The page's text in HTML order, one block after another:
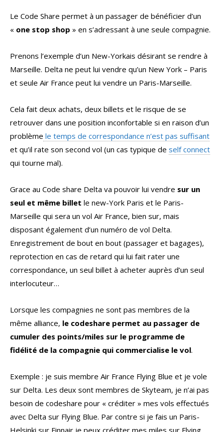
Le Code Share permet à un passager de bénéficier d’un
« one stop shop » en s’adressant à une seule compagnie.
Prenons l’exemple d’un New-Yorkais désirant se rendre à
Marseille. Delta ne peut lui vendre qu’un New York – Paris
et seule Air France peut lui vendre un Paris-Marseille.
Cela fait deux achats, deux billets et le risque de se
retrouver dans une position inconfortable si en raison d’un
problème le temps de correspondance n’est pas suffisant
et qu’il rate son second vol (un cas typique de self connect
qui tourne mal).
Grace au Code share Delta va pouvoir lui vendre sur un
seul et même billet le new-York Paris et le Paris-
Marseille qui sera un vol Air France, bien sur, mais
disposant également d’un numéro de vol Delta.
Enregistrement de bout en bout (passager et bagages),
reprotection en cas de retard qui lui fait rater une
correspondance, un seul billet à acheter auprès d’un seul
interlocuteur…
Lorsque les compagnies ne sont pas membres de la
même alliance, le codeshare permet au passager de
cumuler des points/miles sur le programme de
fidélité de la compagnie qui commercialise le vol.
Exemple : je suis membre Air France Flying Blue et je vole
sur Delta. Les deux sont membres de Skyteam, je n’ai pas
besoin de codeshare pour « créditer » mes vols effectués
avec Delta sur Flying Blue. Par contre si je fais un Paris-